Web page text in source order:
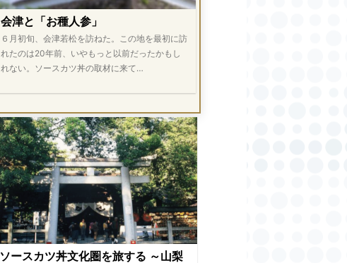
会津と「お種人参」
６月初旬、会津若松を訪ねた。この地を最初に訪
れたのは20年前、いやもっと以前だったかもし
れない。ソースカツ丼の取材に来て…
ソースカツ丼文化圏を旅する ～山梨